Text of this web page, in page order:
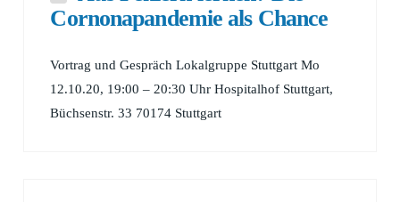
Cornonapandemie als Chance
Vortrag und Gespräch Lokalgruppe Stuttgart Mo
12.10.20, 19:00 – 20:30 Uhr Hospitalhof Stuttgart,
Büchsenstr. 33 70174 Stuttgart